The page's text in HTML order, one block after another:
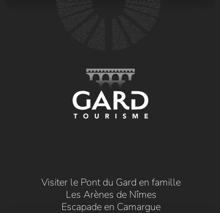
Visiter le Pont du Gard en famille
Les Arènes de Nîmes
Escapade en Camargue